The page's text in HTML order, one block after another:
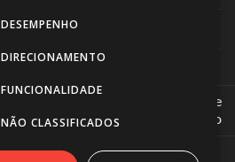
Intermediários de
Crédito
DESEMPENHO
DIRECIONAMENTO
FUNCIONALIDADE
NÃO CLASSIFICADOS